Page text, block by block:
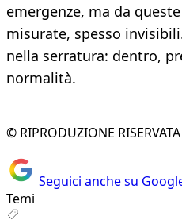
emergenze, ma da
misurate, spesso
nella serratura: dentro,
normalità.
© RIPRODUZIONE RISERVATA
Seguici anche su
Temi